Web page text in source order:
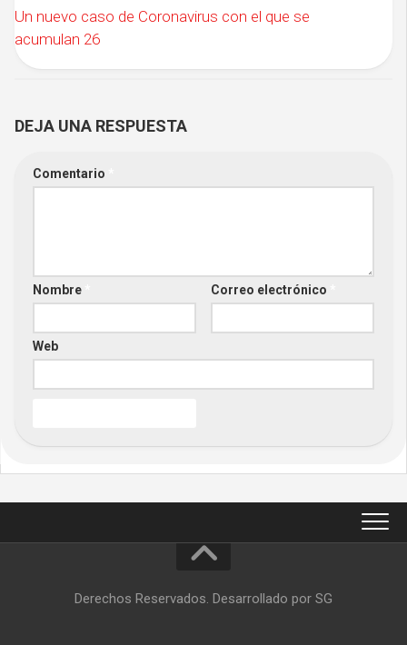
Un nuevo caso de Coronavirus con el que se
acumulan 26
DEJA UNA RESPUESTA
Comentario
Nombre Correo electrónico
Web
Derechos Reservados. Desarrollado por SG